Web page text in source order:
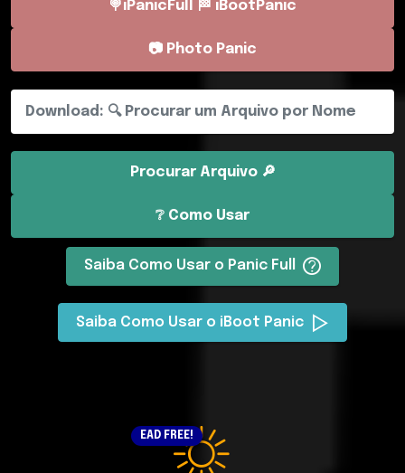
🍭iPanicFull 🏁 iBootPanic
📷 Photo Panic
Procurar Arquivo 🔎
❔ Como Usar
Saiba Como Usar o Panic Full
Saiba Como Usar o iBoot Panic
EAD FREE!